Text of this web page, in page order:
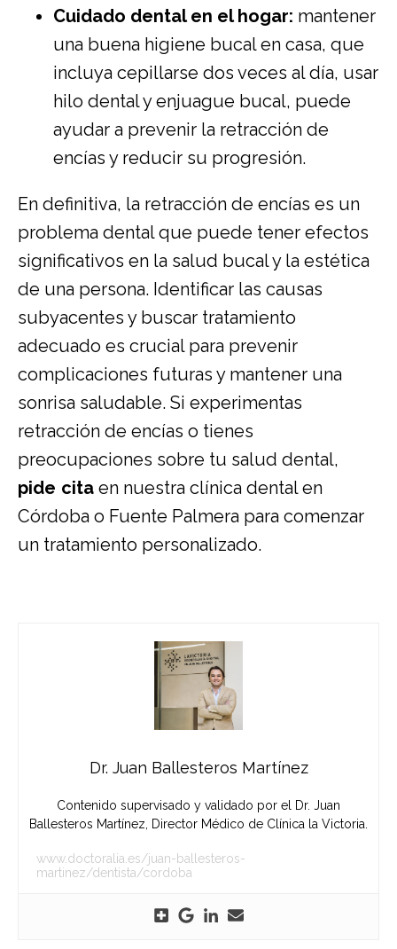
Cuidado dental en el hogar: mantener
una buena higiene bucal en casa, que
incluya cepillarse dos veces al día, usar
hilo dental y enjuague bucal, puede
ayudar a prevenir la retracción de
encías y reducir su progresión.
En definitiva, la retracción de encías es un
problema dental que puede tener efectos
significativos en la salud bucal y la estética
de una persona. Identificar las causas
subyacentes y buscar tratamiento
adecuado es crucial para prevenir
complicaciones futuras y mantener una
sonrisa saludable. Si experimentas
retracción de encías o tienes
preocupaciones sobre tu salud dental,
pide citaen nuestra clínica dental en
Córdoba o Fuente Palmera para comenzar
un tratamiento personalizado.
Dr. Juan Ballesteros Martínez
Contenido supervisado y validado por el Dr. Juan
Ballesteros Martínez, Director Médico de Clínica la Victoria.
www.doctoralia.es/juan-ballesteros-
martinez/dentista/cordoba